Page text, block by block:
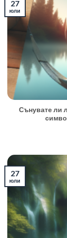
Сънувате ли
27
юли
27
юли